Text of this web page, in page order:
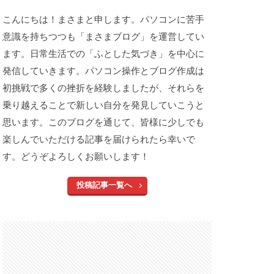
こんにちは！まさまと申します。パソコンに苦手
意識を持ちつつも「まさまブログ」を運営してい
ます。日常生活での「ふとした気づき」を中心に
発信していきます。パソコン操作とブログ作成は
初挑戦で多くの挫折を経験しましたが、それらを
乗り越えることで新しい自分を発見していこうと
思います。このブログを通じて、皆様に少しでも
楽しんでいただける記事を届けられたら幸いで
す。どうぞよろしくお願いします！
投稿記事一覧へ